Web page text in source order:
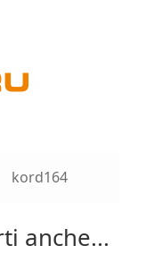
kord164
anche...